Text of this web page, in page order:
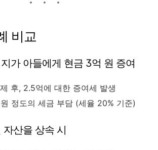
비교
가 아들에게 현금 3억 원 증여
후, 2.5억에 대한 증여세 발생
원 정도의 세금 부담 (세율 20% 기준)
자산을 상속 시